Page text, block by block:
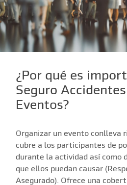
¿Por qué es
Seguro
Eventos?
Organizar un evento conlleva
cubre a los participantes de
durante la actividad así como
que ellos puedan causar
Asegurado). Ofrece una